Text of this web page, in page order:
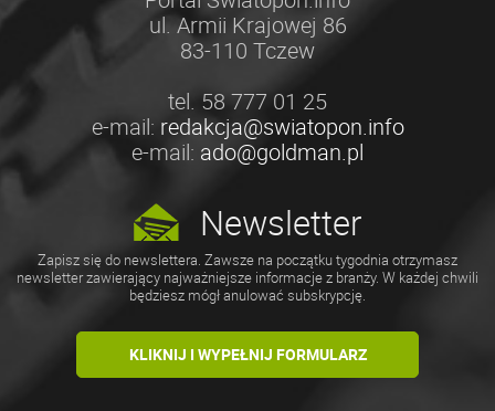
ul. Armii Krajowej 86
83-110 Tczew
tel. 58 777 01 25
e-mail: redakcja@swiatopon.info
e-mail: ado@goldman.pl
Newsletter
Zapisz się do newslettera. Zawsze na początku tygodnia otrzymasz
newsletter zawierający najważniejsze informacje z branży. W każdej chwili
będziesz mógł anulować subskrypcję.
KLIKNIJ I WYPEŁNIJ FORMULARZ